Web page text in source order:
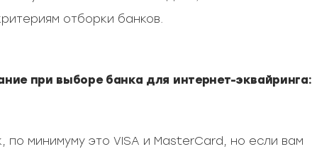
отборки банков.
при выборе банка для интернет-эквайринга:
минимуму это VISA и MasterCard, но если вам